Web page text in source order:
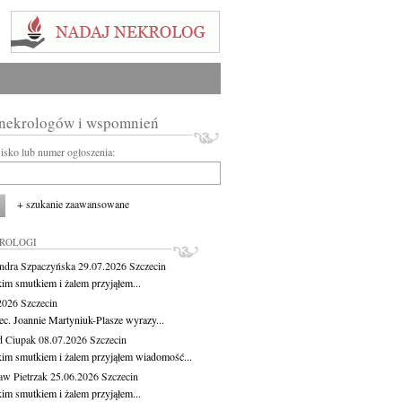
i wspomnień
lub numer ogłoszenia:
+ szukanie zaawansowane
Szpaczyńska29.07.2026Szczecin
smutkiem i żalem przyjąłem...
Szczecin
Joannie Martyniuk-Plasze wyrazy...
Ciupak08.07.2026Szczecin
smutkiem i żalem przyjąłem wiadomość...
Pietrzak25.06.2026Szczecin
smutkiem i żalem przyjąłem...